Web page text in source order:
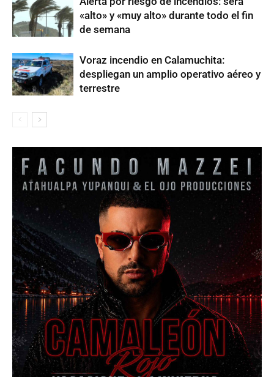
«alto» y «muy alto» durante todo el fin
de semana
Voraz incendio en Calamuchita:
despliegan un amplio operativo aéreo y
terrestre